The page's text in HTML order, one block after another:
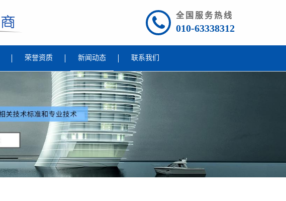
全国服务热线
010-63338312
荣誉资质 新闻动态 联系我们